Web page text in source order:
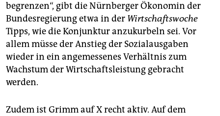
begrenzen“, gibt die Nürnberger Ökonomin der
Bundesregierung etwa in der Wirtschaftswoche
Tipps, wie die Konjunktur anzukurbeln sei. Vor
allem müsse der Anstieg der Sozialausgaben
wieder in ein angemessenes Verhältnis zum
Wachstum der Wirtschaftsleistung gebracht
werden.
Zudem ist Grimm auf X recht aktiv. Auf dem